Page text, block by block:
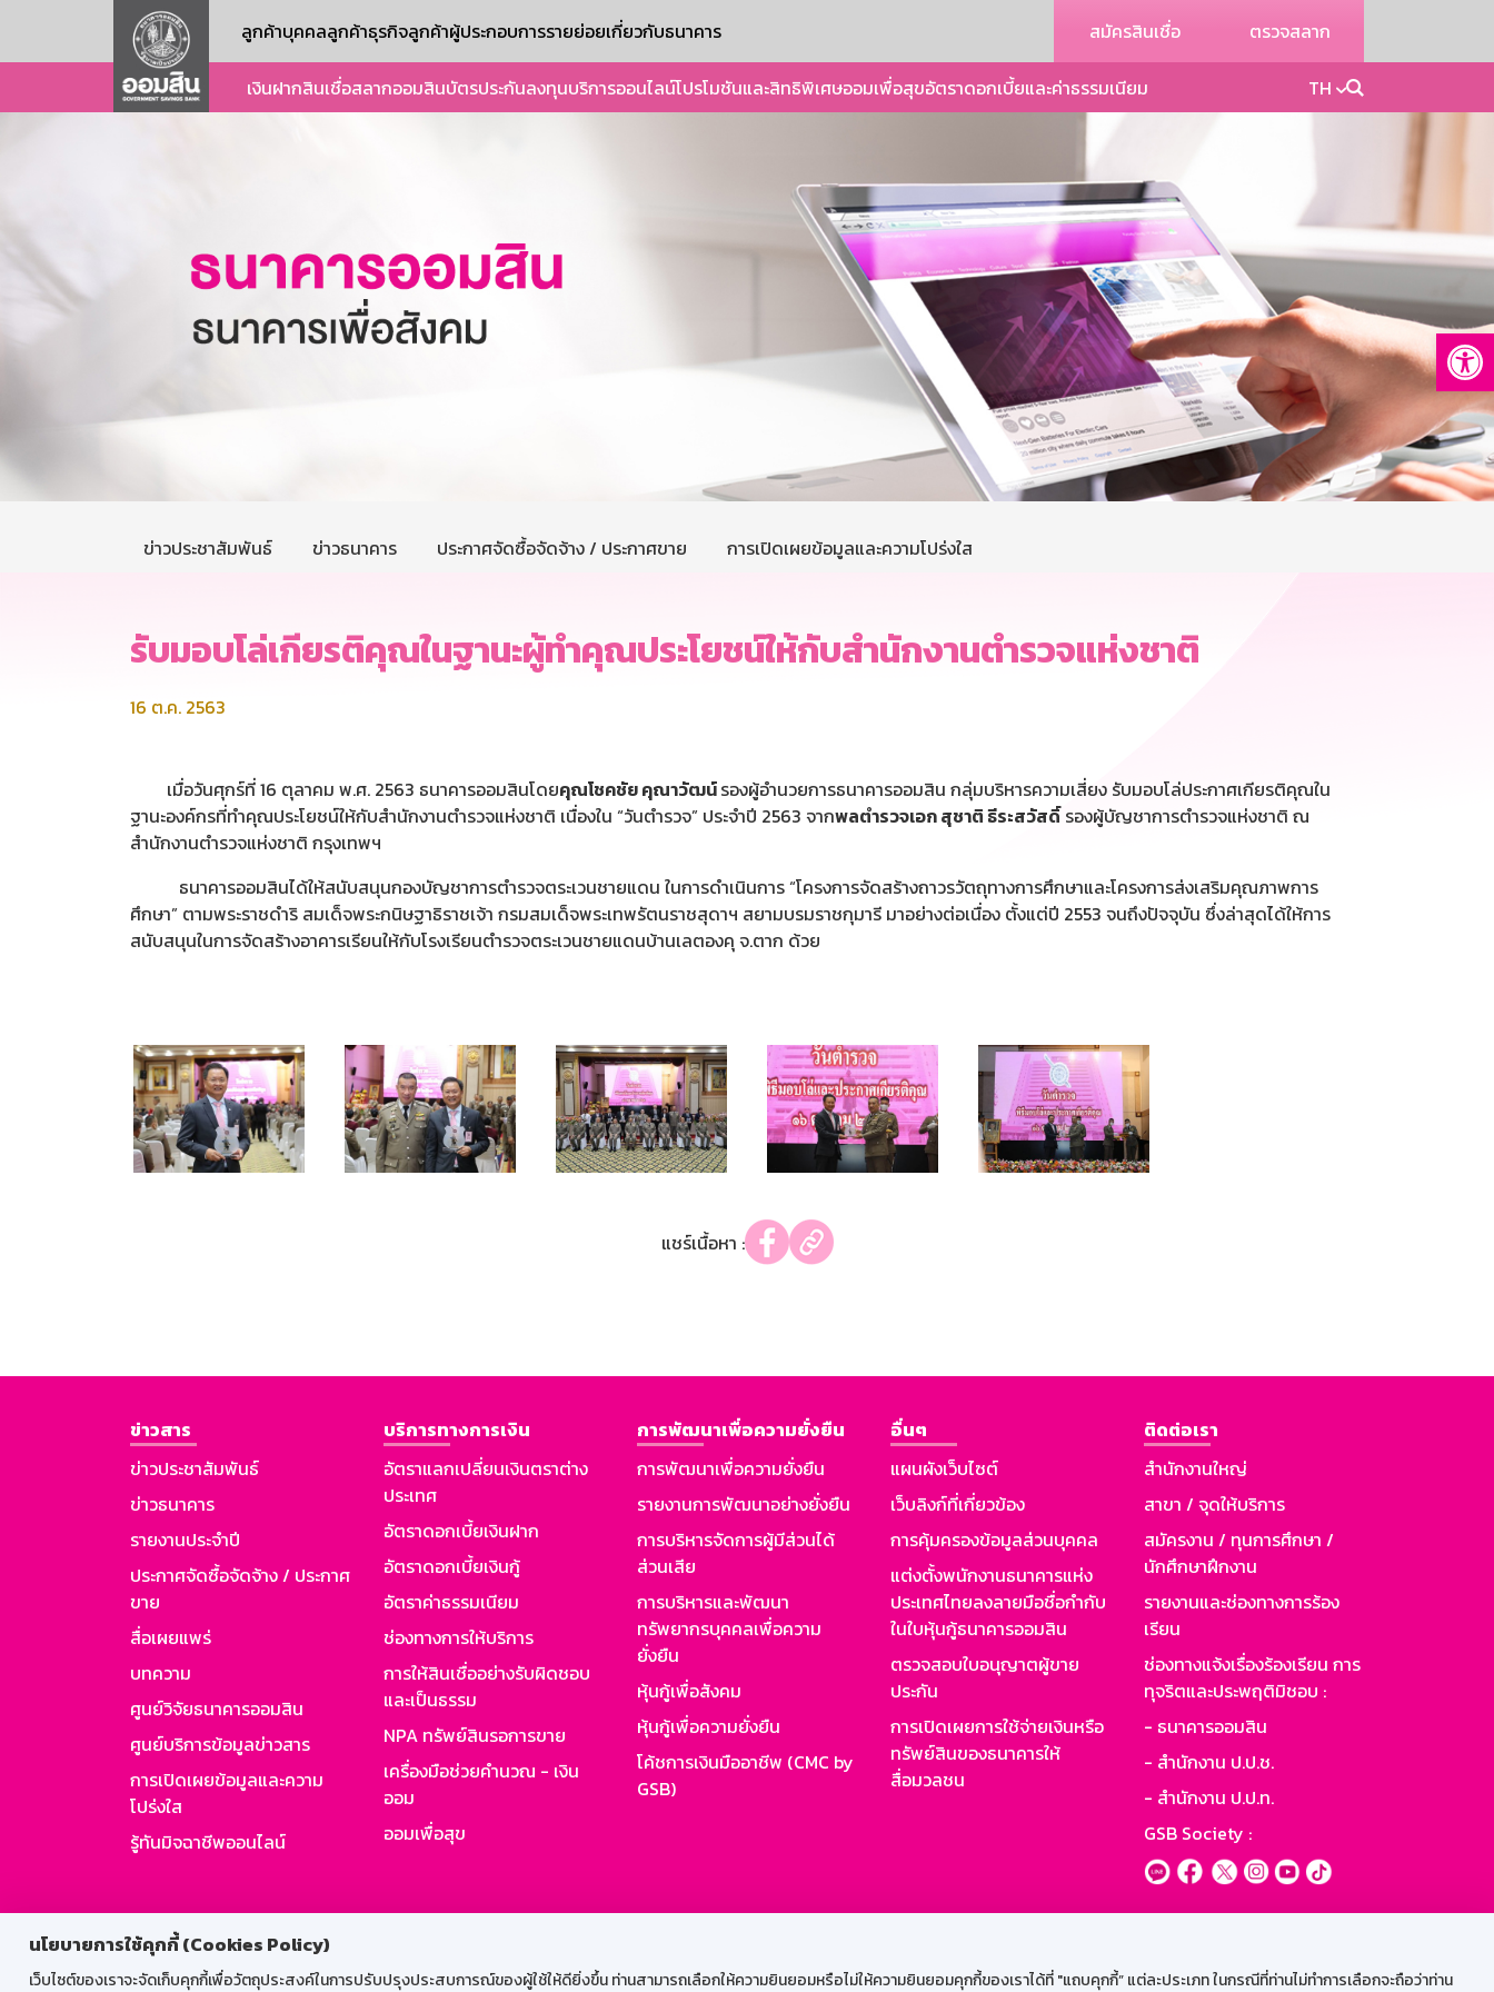
นโยบายการใช้คุกกี้ (Cookies Policy)
เว็บไซต์ของเราจะจัดเก็บคุกกี้เพื่อวัตถุประสงค์ในการปรับปรุงประสบการณ์ของผู้ใช้ให้ดียิ่งขึ้น ท่านสามารถเลือกให้ความยินยอมหรือไม่ให้ความยินยอมคุกกี้ของเราได้ที่ "แถบคุกกี้” แต่ละประเภท ในกรณีที่ท่านไม่ทำการเลือกจะถือว่าท่าน
ลูกค้าบุคคลลูกค้าธุรกิจลูกค้าผู้ประกอบการรายย่อยเกี่ยวกับธนาคาร สมัครสินเชื่อ ตรวจสลาก
เงินฝากสินเชื่อสลากออมสินบัตรประกันลงทุนบริการออนไลน์โปรโมชันและสิทธิพิเศษออมเพื่อสุขอัตราดอกเบี้ยและค่าธรรมเนียม TH
ข่าวประชาสัมพันธ์ ข่าวธนาคาร ประกาศจัดซื้อจัดจ้าง / ประกาศขาย การเปิดเผยข้อมูลและความโปร่งใส
รับมอบโล่เกียรติคุณในฐานะผู้ทำคุณประโยชน์ให้กับสำนักงานตำรวจแห่งชาติ
16 ต.ค. 2563
เมื่อวันศุกร์ที่ 16 ตุลาคม พ.ศ. 2563 ธนาคารออมสินโดยคุณโชคชัย คุณาวัฒน์รองผู้อำนวยการธนาคารออมสิน กลุ่มบริหารความเสี่ยง รับมอบโล่ประกาศเกียรติคุณใน
ฐานะองค์กรที่ทำคุณประโยชน์ให้กับสำนักงานตำรวจแห่งชาติ เนื่องใน “วันตำรวจ” ประจำปี 2563 จากพลตำรวจเอก สุชาติ ธีระสวัสดิ์รองผู้บัญชาการตำรวจแห่งชาติ ณ
สำนักงานตำรวจแห่งชาติ กรุงเทพฯ
ธนาคารออมสินได้ให้สนับสนุนกองบัญชาการตำรวจตระเวนชายแดน ในการดำเนินการ “โครงการจัดสร้างถาวรวัตถุทางการศึกษาและโครงการส่งเสริมคุณภาพการ
ศึกษา” ตามพระราชดำริ สมเด็จพระกนิษฐาธิราชเจ้า กรมสมเด็จพระเทพรัตนราชสุดาฯ สยามบรมราชกุมารี มาอย่างต่อเนื่อง ตั้งแต่ปี 2553 จนถึงปัจจุบัน ซึ่งล่าสุดได้ให้การ
สนับสนุนในการจัดสร้างอาคารเรียนให้กับโรงเรียนตำรวจตระเวนชายแดนบ้านเลตองคุ จ.ตาก ด้วย
แชร์เนื้อหา :
ข่าวสาร
ข่าวประชาสัมพันธ์
ข่าวธนาคาร
รายงานประจำปี
ประกาศจัดซื้อจัดจ้าง / ประกาศ
ขาย
สื่อเผยแพร่
บทความ
ศูนย์วิจัยธนาคารออมสิน
ศูนย์บริการข้อมูลข่าวสาร
การเปิดเผยข้อมูลและความ
โปร่งใส
รู้ทันมิจฉาชีพออนไลน์
บริการทางการเงิน
อัตราแลกเปลี่ยนเงินตราต่าง
ประเทศ
อัตราดอกเบี้ยเงินฝาก
อัตราดอกเบี้ยเงินกู้
อัตราค่าธรรมเนียม
ช่องทางการให้บริการ
การให้สินเชื่ออย่างรับผิดชอบ
และเป็นธรรม
NPA ทรัพย์สินรอการขาย
เครื่องมือช่วยคำนวณ - เงิน
ออม
ออมเพื่อสุข
การพัฒนาเพื่อความยั่งยืน
การพัฒนาเพื่อความยั่งยืน
รายงานการพัฒนาอย่างยั่งยืน
การบริหารจัดการผู้มีส่วนได้
ส่วนเสีย
การบริหารและพัฒนา
ทรัพยากรบุคคลเพื่อความ
ยั่งยืน
หุ้นกู้เพื่อสังคม
หุ้นกู้เพื่อความยั่งยืน
โค้ชการเงินมืออาชีพ (CMC by
GSB)
อื่นๆ
แผนผังเว็บไซต์
เว็บลิงก์ที่เกี่ยวข้อง
การคุ้มครองข้อมูลส่วนบุคคล
แต่งตั้งพนักงานธนาคารแห่ง
ประเทศไทยลงลายมือชื่อกำกับ
ในใบหุ้นกู้ธนาคารออมสิน
ตรวจสอบใบอนุญาตผู้ขาย
ประกัน
การเปิดเผยการใช้จ่ายเงินหรือ
ทรัพย์สินของธนาคารให้
สื่อมวลชน
ติดต่อเรา
สำนักงานใหญ่
สาขา / จุดให้บริการ
สมัครงาน / ทุนการศึกษา /
นักศึกษาฝึกงาน
รายงานและช่องทางการร้อง
เรียน
ช่องทางแจ้งเรื่องร้องเรียน การ
ทุจริตและประพฤติมิชอบ :
- ธนาคารออมสิน
- สำนักงาน ป.ป.ช.
- สำนักงาน ป.ป.ท.
GSB Society :